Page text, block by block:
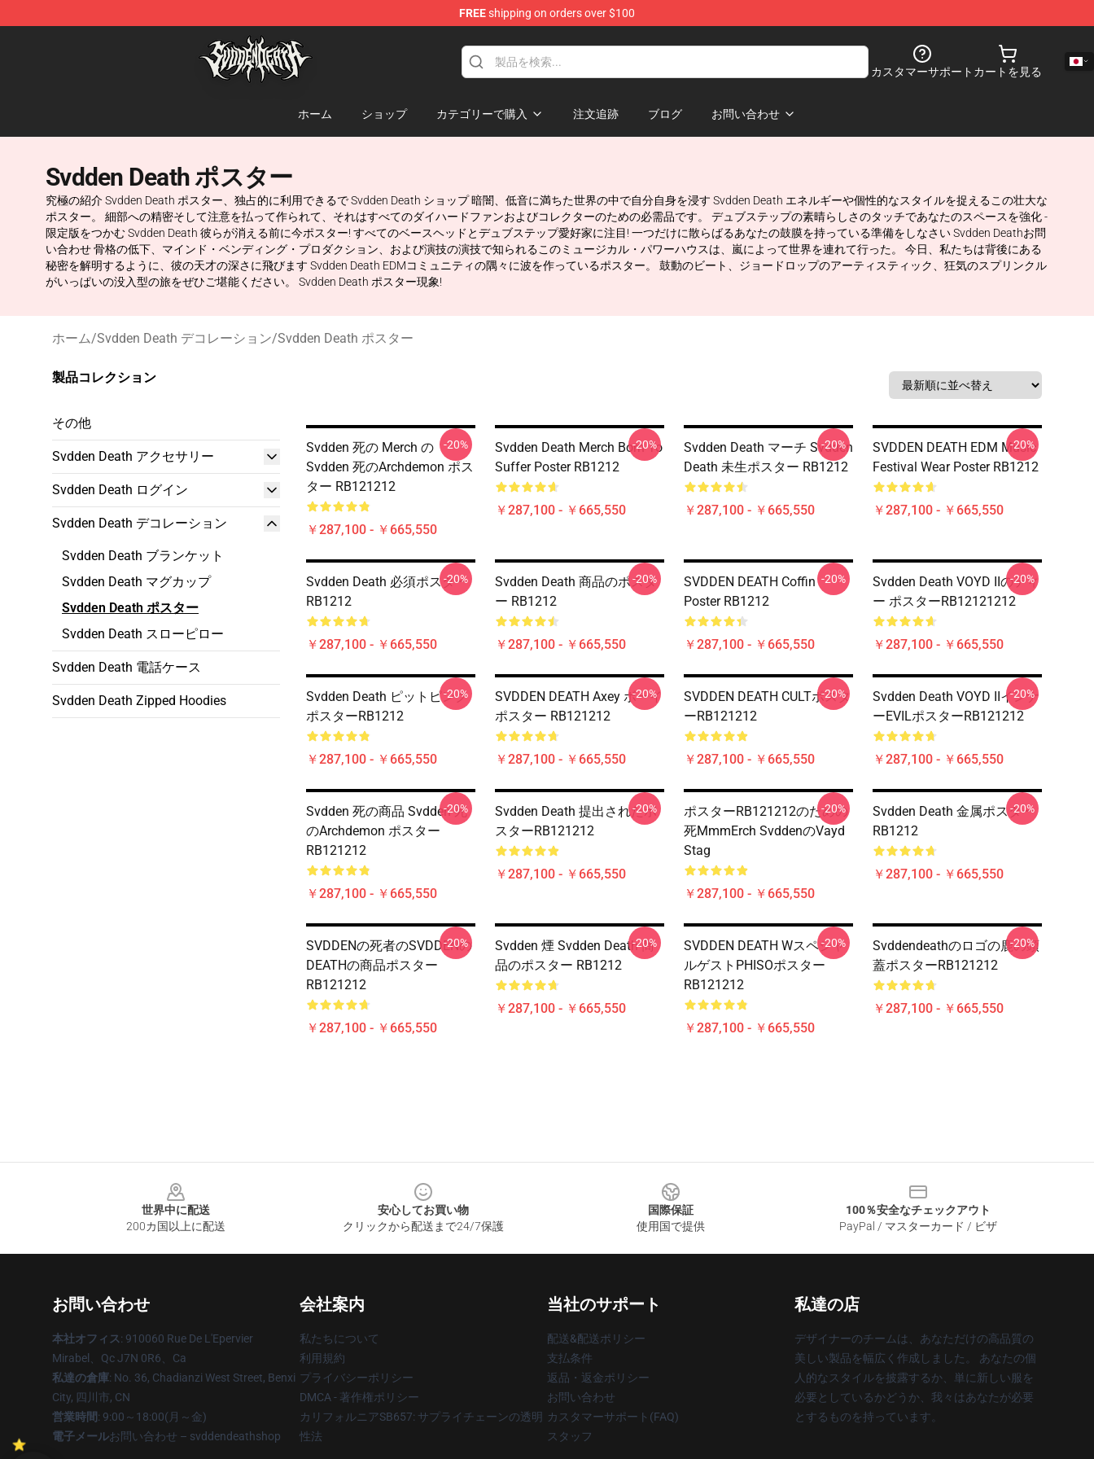
FREEshipping on orders over $100
Svdden Death Shop - Official Svdden Death Merchandise Store
カスタマーサポート カートを見る
ホーム ショップ カテゴリーで購入 注文追跡 ブログ お問い合わせ
Svdden Death ポスター
究極の紹介 Svdden Death ポスター、独占的に利用できるで Svdden Death ショップ 暗闇、低音に満ちた世界の中で自分自身を浸す Svdden Death エネルギーや個性的なスタイルを捉えるこの壮大な
ポスター。 細部への精密そして注意を払って作られて、それはすべてのダイハードファンおよびコレクターのための必需品です。 デュブステップの素晴らしさのタッチであなたのスペースを強化 -
限定版をつかむ Svdden Death 彼らが消える前に今ポスター! すべてのベースヘッドとデュブステップ愛好家に注目! 一つだけに散らばるあなたの鼓膜を持っている準備をしなさい Svdden Deathお問
い合わせ 骨格の低下、マインド・ベンディング・プロダクション、および演技の演技で知られるこのミュージカル・パワーハウスは、嵐によって世界を連れて行った。 今日、私たちは背後にある
秘密を解明するように、彼の天才の深さに飛びます Svdden Death EDMコミュニティの隅々に波を作っているポスター。 鼓動のビート、ジョードロップのアーティスティック、狂気のスプリンクル
がいっぱいの没入型の旅をぜひご堪能ください。 Svdden Death ポスター現象!
ホーム/Svdden Death デコレーション/Svdden Death ポスター
製品コレクション
その他
Svdden Death アクセサリー
Svdden Death ログイン
Svdden Death デコレーション
Svdden Death ブランケット
Svdden Death マグカップ
Svdden Death ポスター
Svdden Death スローピロー
Svdden Death 電話ケース
Svdden Death Zipped Hoodies
Svdden 死の Merch の
Svdden 死のarchdemon ポス
ター RB121212
￥287,100 - ￥665,550
-20%
Svdden Death Merch Born To
Suffer Poster RB1212
￥287,100 - ￥665,550
-20%
Svdden Death マーチ Svdden
Death 未生ポスター RB1212
￥287,100 - ￥665,550
-20%
SVDDEN DEATH EDM Music
Festival Wear Poster RB1212
￥287,100 - ￥665,550
-20%
Svdden Death 必須ポスター
RB1212
￥287,100 - ￥665,550
-20%
Svdden Death 商品のポスタ
ー RB1212
￥287,100 - ￥665,550
-20%
SVDDEN DEATH Coffin
Poster RB1212
￥287,100 - ￥665,550
-20%
Svdden Death VOYD IIのティ
ー ポスターRB12121212
￥287,100 - ￥665,550
-20%
Svdden Death ピットピンク
ポスターRB1212
￥287,100 - ￥665,550
-20%
SVDDEN DEATH Axey ボーイ
ポスター RB121212
￥287,100 - ￥665,550
-20%
SVDDEN DEATH CULTポスタ
ーRB121212
￥287,100 - ￥665,550
-20%
Svdden Death VOYD IIインナ
ーEVILポスターRB121212
￥287,100 - ￥665,550
-20%
Svdden 死の商品 Svdden 死
のarchdemon ポスター
RB121212
￥287,100 - ￥665,550
-20%
Svdden Death 提出されたポ
スターRB121212
￥287,100 - ￥665,550
-20%
ポスターRB121212のための
死MmmErch SvddenのVayd
Stag
￥287,100 - ￥665,550
-20%
Svdden Death 金属ポスター
RB1212
￥287,100 - ￥665,550
-20%
SVDDENの死者のSVDDENの
DEATHの商品ポスター
RB121212
￥287,100 - ￥665,550
-20%
Svdden 煙 Svdden Death 商
品のポスター RB1212
￥287,100 - ￥665,550
-20%
SVDDEN DEATH Wスペシャ
ルゲストPHISOポスター
RB121212
￥287,100 - ￥665,550
-20%
Svddendeathのロゴの鹿の頭
蓋ポスターRB121212
￥287,100 - ￥665,550
-20%
世界中に配送
200カ国以上に配送
安心してお買い物
クリックから配送まで24/7保護
国際保証
使用国で提供
100％安全なチェックアウト
PayPal / マスターカード / ビザ
お問い合わせ
本社オフィス: 910060 Rue De L'Epervier
Mirabel、Qc J7N 0R6、Ca
私達の倉庫: No. 36, Chadianzi West Street, Benxi
City, 四川市, CN
営業時間: 9:00～18:00(月～金)
電子メールお問い合わせ – svddendeathshop
会社案内
私たちについて
利用規約
プライバシーポリシー
DMCA - 著作権ポリシー
カリフォルニアSB657: サプライチェーンの透明
性法
当社のサポート
配送&配送ポリシー
支払条件
返品・返金ポリシー
お問い合わせ
カスタマーサポート(FAQ)
スタッフ
私達の店
デザイナーのチームは、あなただけの高品質の
美しい製品を幅広く作成しました。 あなたの個
人的なスタイルを披露するか、単に新しい服を
必要としているかどうか、我々はあなたが必要
とするものを持っています。